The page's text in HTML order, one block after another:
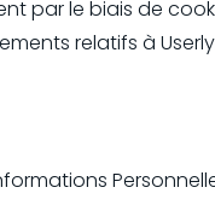
par le biais de
relatifs à